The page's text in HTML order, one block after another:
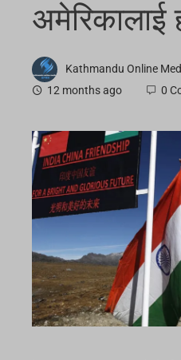
अमेरिकालाई
Kathmandu Online
12 months ago
0